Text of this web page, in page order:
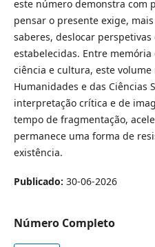
este número demonstra com
pensar o presente exige,
saberes, deslocar
estabelecidas. Entre
ciência e cultura, este
Humanidades e das Ciências
interpretação crítica e de
tempo de fragmentação,
permanece uma forma de
existência.
Publicado: 30-06-2026
Número Completo